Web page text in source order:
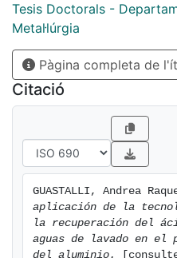
Las membranas son una
ofrece un amplio rango de
en el campo de la
etc. Hay muchos ejemplos
el tratamiento de
o la concentración de
diferentes componentes
una membrana
(presión, concentración,
Son objetivos de este
Tesis Doctorals -
Metal·lúrgia
Pàgina completa de
Citació
GUASTALLI, Andrea
aplicación de la
la recuperación del
aguas de lavado en el
del aluminio.